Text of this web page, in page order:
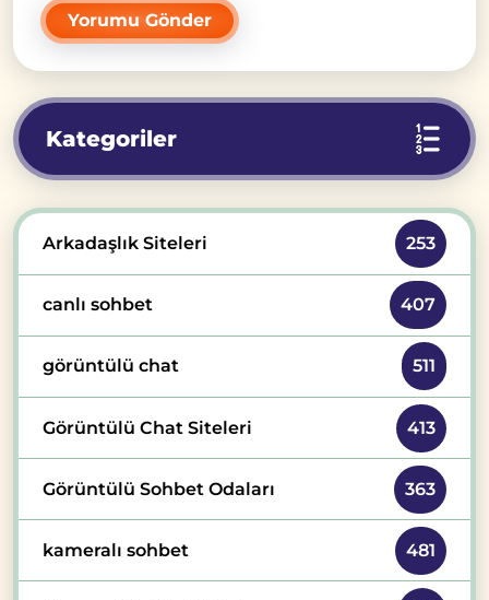
Kategoriler
Arkadaşlık Siteleri 253
canlı sohbet 407
görüntülü chat 511
Görüntülü Chat Siteleri 413
Görüntülü Sohbet Odaları 363
kameralı sohbet 481